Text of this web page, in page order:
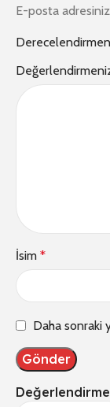
E-posta
İsim *
Daha sonraki